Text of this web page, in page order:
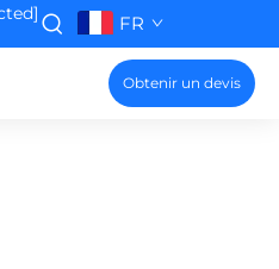
FR
Obtenir un devis